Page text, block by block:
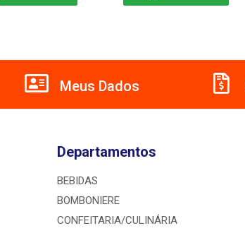
Meus Dados
Departamentos
BEBIDAS
BOMBONIERE
CONFEITARIA/CULINÁRIA